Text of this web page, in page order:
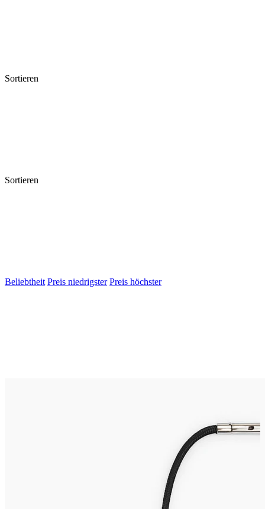
Sortieren
Sortieren
Beliebtheit Preis niedrigster Preis höchster